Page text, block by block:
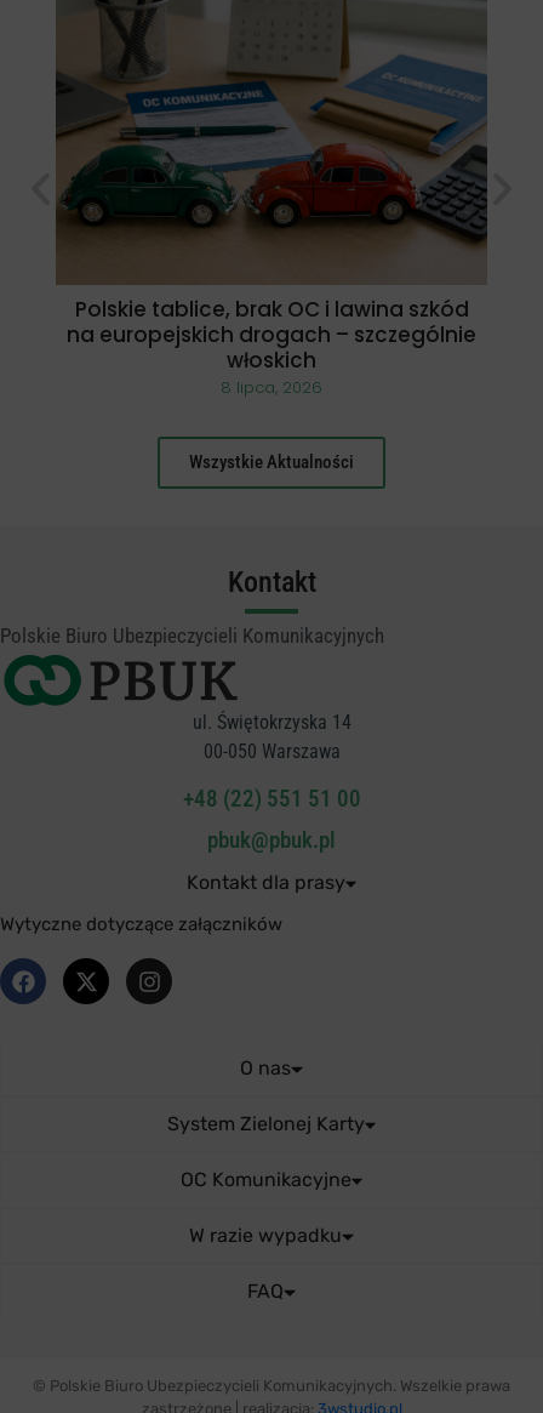
Polskie tablice, brak OC i lawina szkód
na europejskich drogach – szczególnie
włoskich
8 lipca, 2026
Wszystkie Aktualności
Kontakt
Polskie Biuro Ubezpieczycieli Komunikacyjnych
ul. Świętokrzyska 14
00-050 Warszawa
+48 (22) 551 51 00
pbuk@pbuk.pl
Kontakt dla prasy
Wytyczne dotyczące załączników
O nas
System Zielonej Karty
OC Komunikacyjne
W razie wypadku
FAQ
© Polskie Biuro Ubezpieczycieli Komunikacyjnych. Wszelkie prawa
zastrzeżone | realizacja: 3wstudio.pl